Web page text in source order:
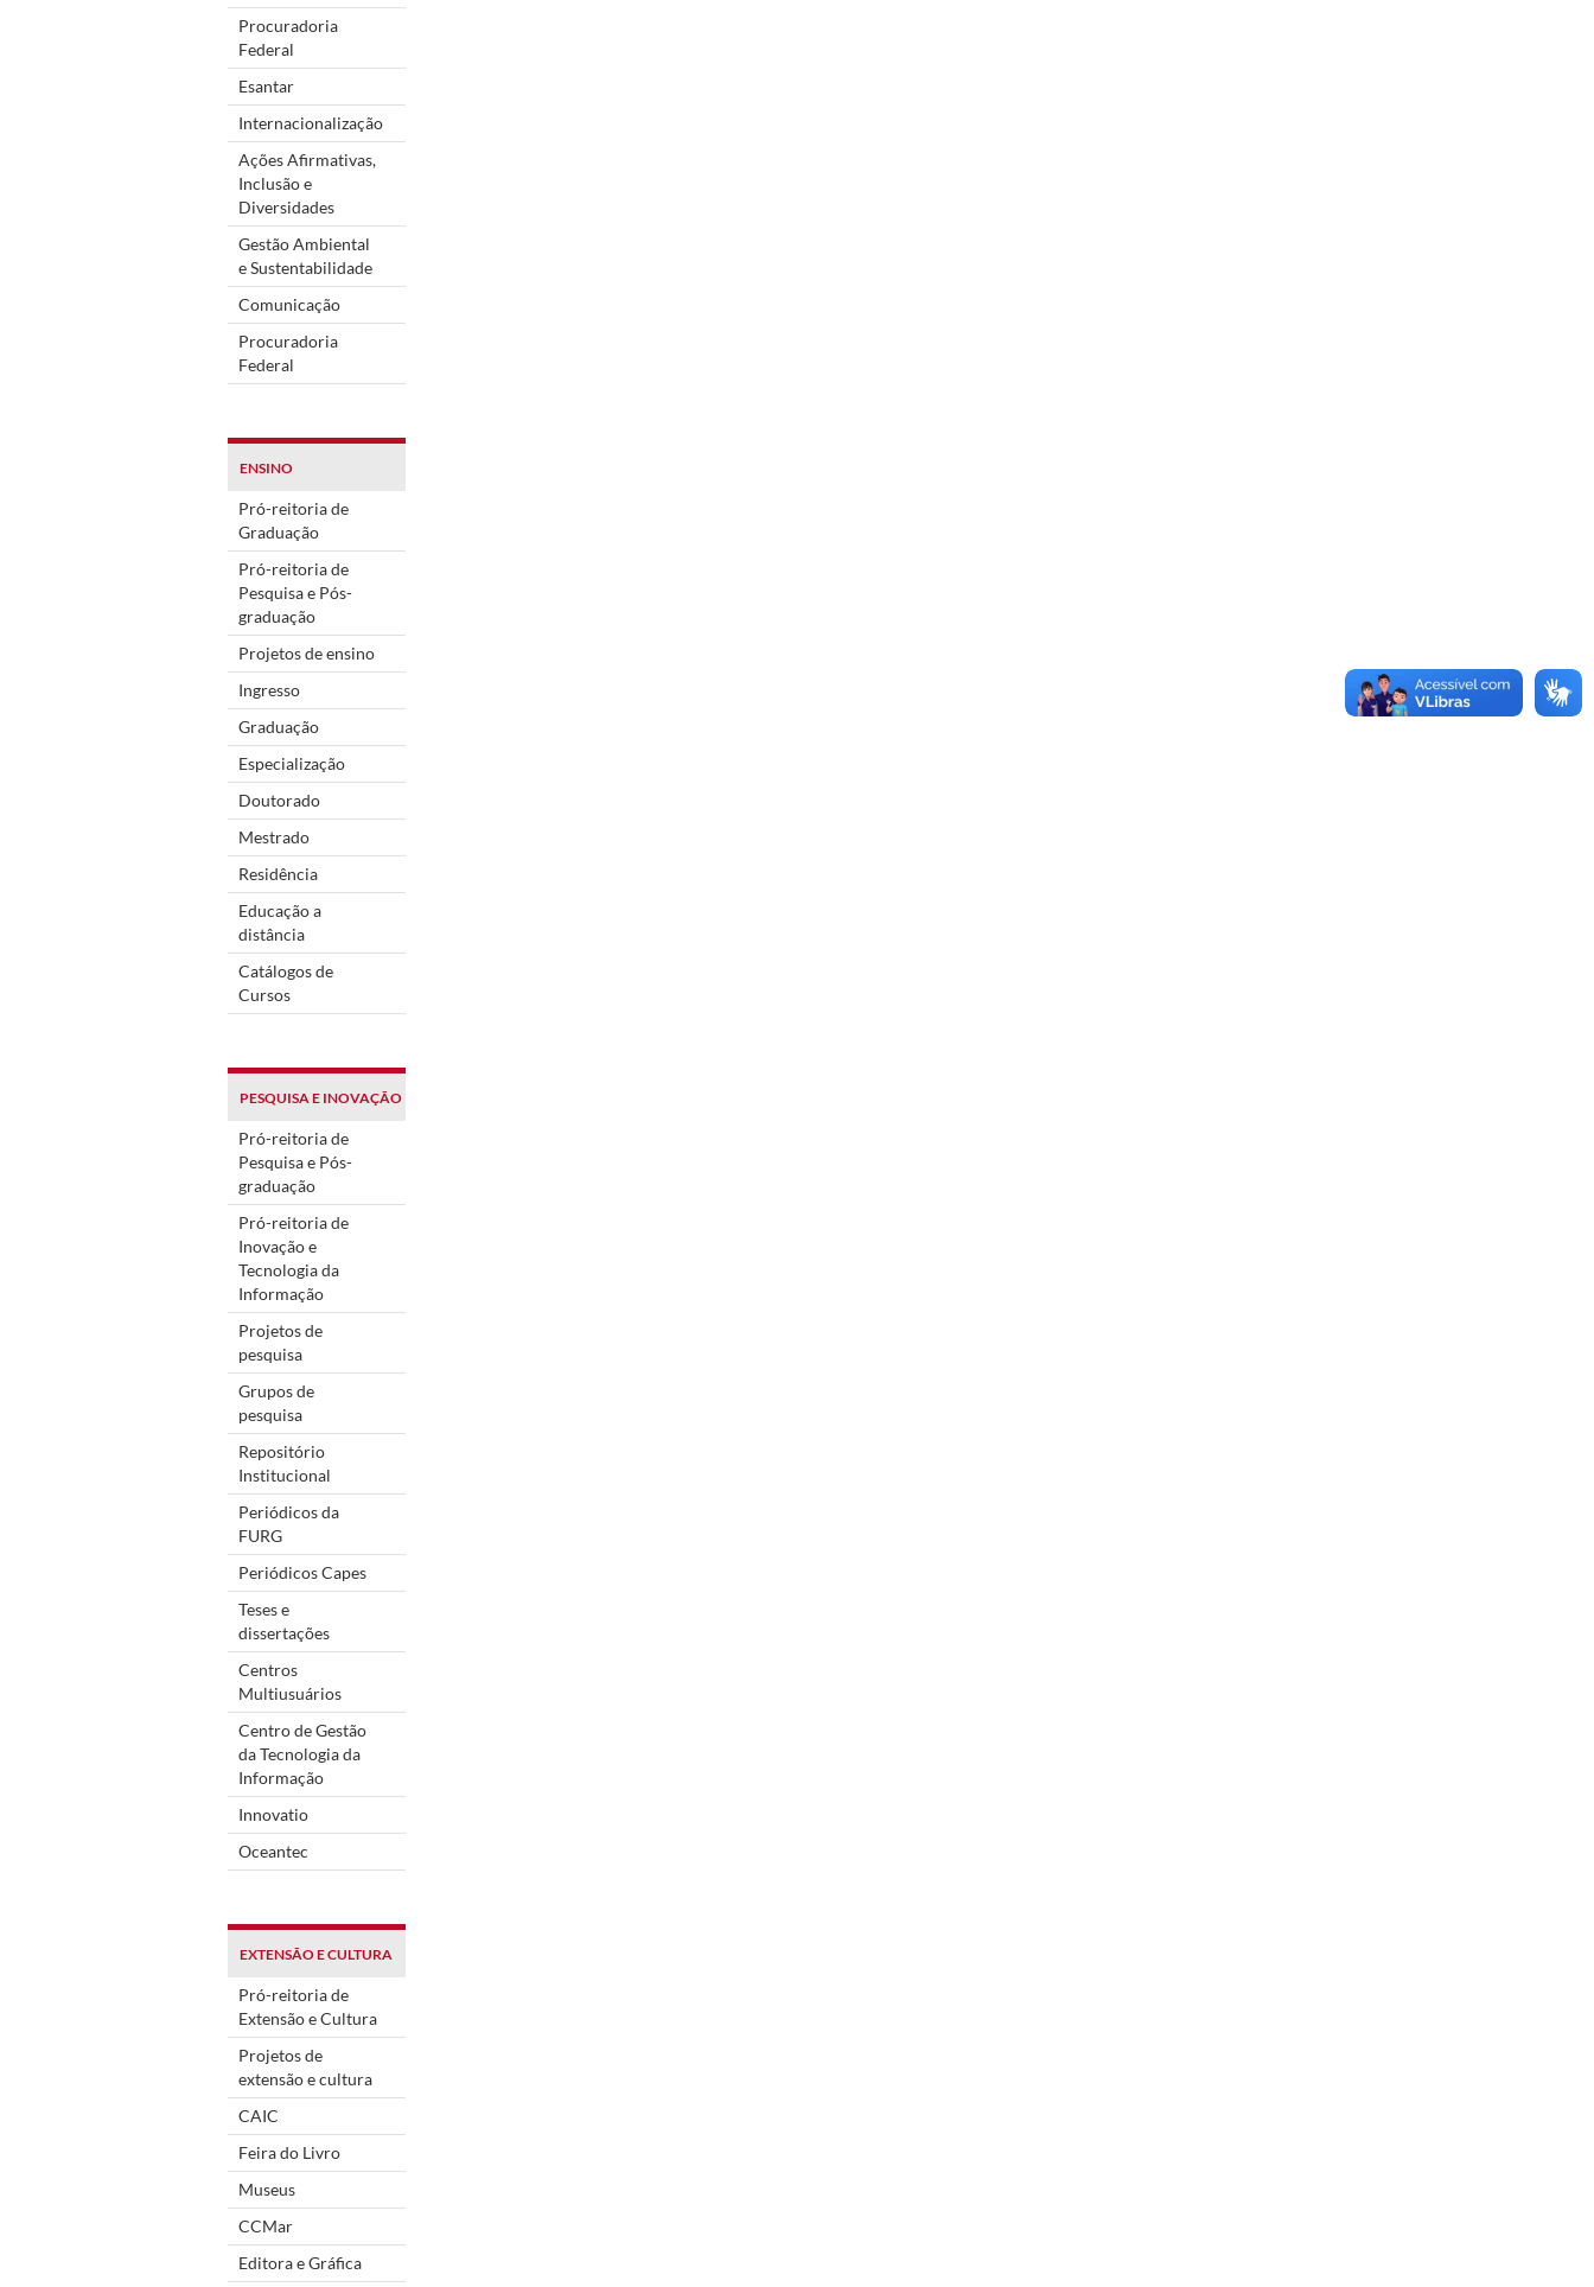
Procuradoria
Federal
Esantar
Internacionalização
Ações Afirmativas,
Inclusão e
Diversidades
Gestão Ambiental
e Sustentabilidade
Comunicação
Procuradoria
Federal
ENSINO
Pró-reitoria de
Graduação
Pró-reitoria de
Pesquisa e Pós-
graduação
Projetos de ensino
Ingresso
Graduação
Especialização
Doutorado
Mestrado
Residência
Educação a
distância
Catálogos de
Cursos
PESQUISA E INOVAÇÃO
Pró-reitoria de
Pesquisa e Pós-
graduação
Pró-reitoria de
Inovação e
Tecnologia da
Informação
Projetos de
pesquisa
Grupos de
pesquisa
Repositório
Institucional
Periódicos da
FURG
Periódicos Capes
Teses e
dissertações
Centros
Multiusuários
Centro de Gestão
da Tecnologia da
Informação
Innovatio
Oceantec
EXTENSÃO E CULTURA
Pró-reitoria de
Extensão e Cultura
Projetos de
extensão e cultura
CAIC
Feira do Livro
Museus
CCMar
Editora e Gráfica